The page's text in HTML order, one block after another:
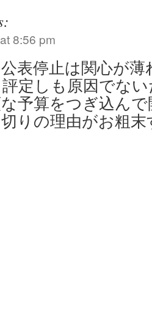
8:56 pm
表停止は関心が
定しも原因でな
予算をつぎ込ん
りの理由がお粗